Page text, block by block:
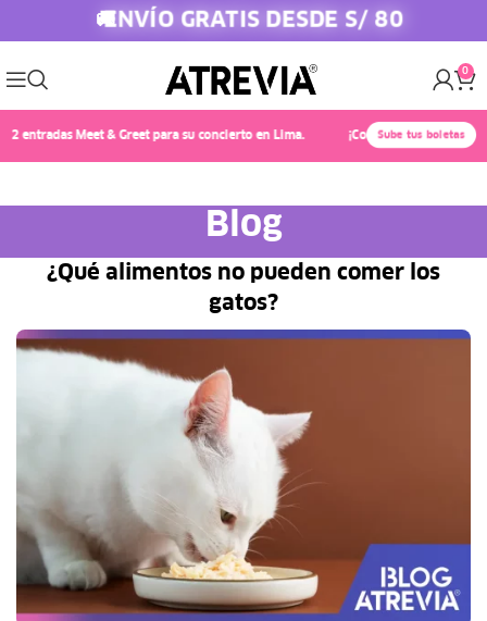
🚚ENVÍO GRATIS DESDE S/ 80
0
Meet & Greet para su concierto en Lima. ¡Conoce a Chayanne! 🎤✨
Sube tus boletas
Blog
¿Qué alimentos no pueden comer los
gatos?